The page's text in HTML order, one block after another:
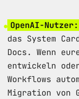
OpenAI-Nutzer:
das System
Docs. Wenn
entwickeln
Workflows
Migration von